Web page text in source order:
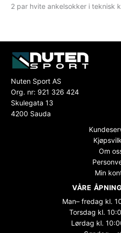
2 par hvite ankelsokker i teknisk
Nuten Sport AS
Org. nr: 921 326 424
Skulegata 13
4200 Sauda
Om
Min
VÅRE
Man– fredag kl.
Torsdag kl.
Lørdag kl.